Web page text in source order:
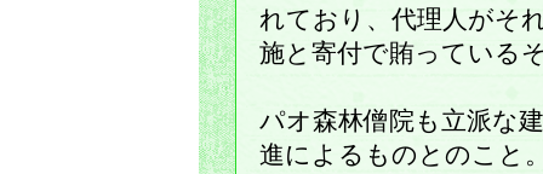
れており、代理人がそ
施と寄付で賄っている
パオ森林僧院も立派な
進によるものとのこと